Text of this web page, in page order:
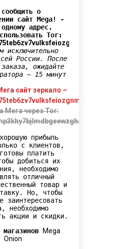
о
сайт Mega! -
адрес,
исключительно
России. После
ожидайте
~ 15 минут
сайт зеркало –
Мега через Tor:
прибыль
с клиентов,
платить
добиться их
необходимо
отличный
товар и
Но, чтобы
заинтересовать
необходимо
акции и скидки.
Mega
Onion